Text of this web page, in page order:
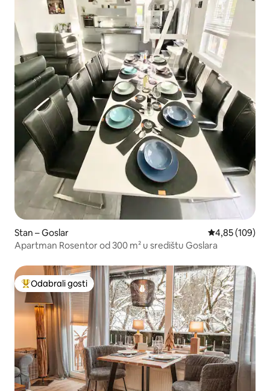
Stan – Goslar Prosječna
4,85 (109)
Apartman Rosentor od 300 m² u središtu Goslara
Među najviše rangiranima s oznakom „Odabrali gosti”
Odabrali gosti